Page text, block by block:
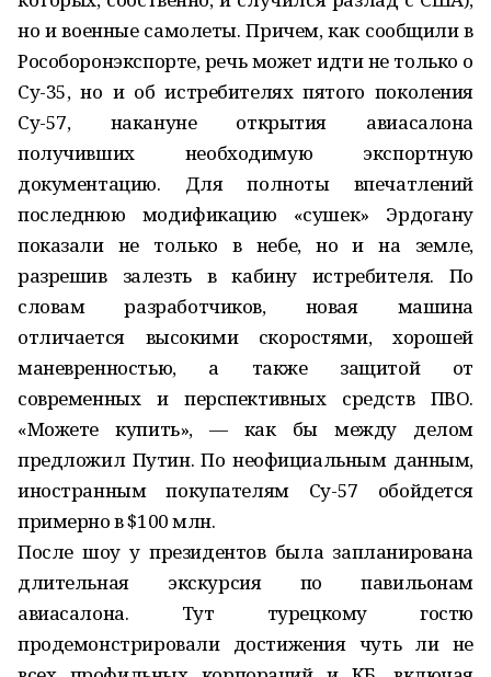
но и военные самолеты. Причем, как сообщили в
Рособоронэкспорте, речь может идти не только о
Су-35, но и об истребителях пятого поколения
Су-57, накануне открытия авиасалона
получивших необходимую экспортную
документацию. Для полноты впечатлений
последнюю модификацию «сушек» Эрдогану
показали не только в небе, но и на земле,
разрешив залезть в кабину истребителя. По
словам разработчиков, новая машина
отличается высокими скоростями, хорошей
маневренностью, а также защитой от
современных и перспективных средств ПВО.
«Можете купить», — как бы между делом
предложил Путин. По неофициальным данным,
иностранным покупателям Су-57 обойдется
примерно в $100 млн.
После шоу у президентов была запланирована
длительная экскурсия по павильонам
авиасалона. Тут турецкому гостю
продемонстрировали достижения чуть ли не